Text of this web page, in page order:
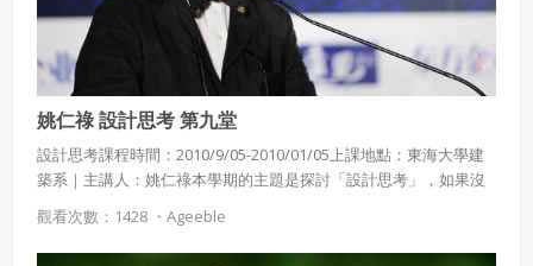
姚仁祿 設計思考 第九堂
設計思考課程時間：2010/9/05-2010/01/05上課地點：東海大學建
築系｜主講人：姚仁祿本學期的主題是探討「設計思考」，如果沒
有設計思考的訓練，創意經常是天馬行空、無法落實。設計的基本
概念是要以直覺導航，並以知識續航。並探討社會為何需要新形態
領導人?
觀看次數：1428 ・ Ageeble